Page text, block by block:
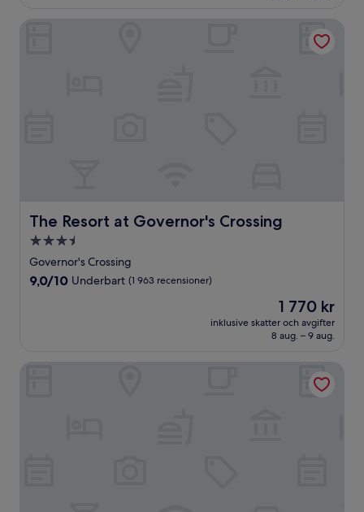
The Resort at Governor's Crossing
The Resort at Governor's Crossing
3.5-
stjärnigt
boende
Governor's Crossing
9.0
9,0/10 Underbart (1 963 recensioner)
Priset
är
1 770 kr
1 770 kr
inklusive skatter och avgifter
8 aug. – 9 aug.